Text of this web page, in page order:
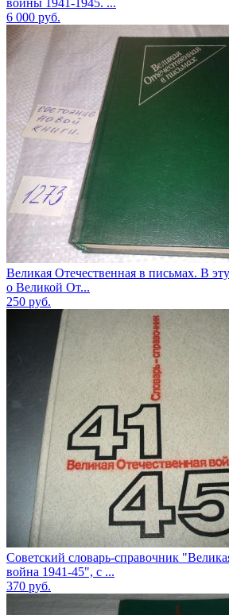
6 000 руб.
Великая Отечественная в письмах. В
о Великой От...
250 руб.
Советский словарь-справочник
война 1941-45", с ...
370 руб.